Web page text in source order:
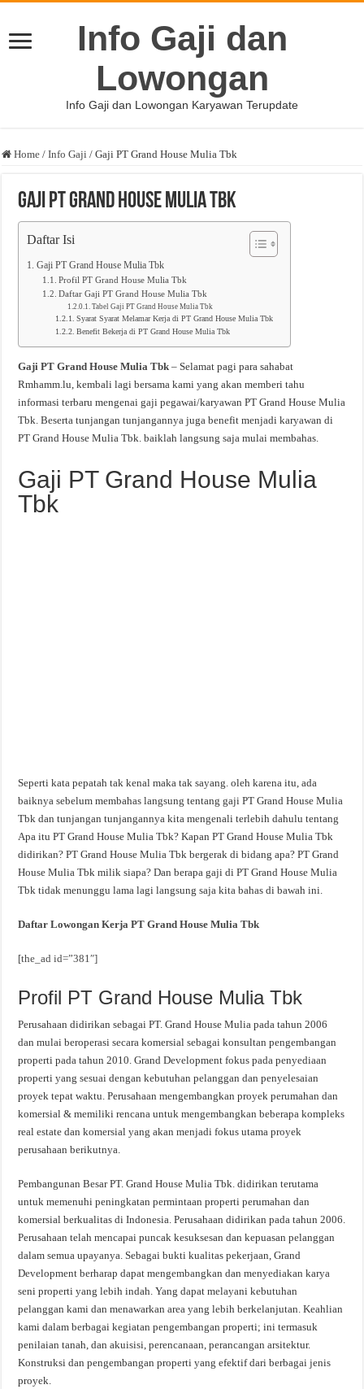
Info Gaji dan
Lowongan
Info Gaji dan Lowongan Karyawan Terupdate
Home / Info Gaji / Gaji PT Grand House Mulia Tbk
Gaji PT Grand House Mulia Tbk
Daftar Isi
Gaji PT Grand House Mulia Tbk
Profil PT Grand House Mulia Tbk
Daftar Gaji PT Grand House Mulia Tbk
Tabel Gaji PT Grand House Mulia Tbk
Syarat Syarat Melamar Kerja di PT Grand House Mulia Tbk
Benefit Bekerja di PT Grand House Mulia Tbk
Gaji PT Grand House Mulia Tbk – Selamat pagi para sahabat
Rmhamm.lu, kembali lagi bersama kami yang akan memberi tahu
informasi terbaru mengenai gaji pegawai/karyawan PT Grand House Mulia
Tbk. Beserta tunjangan tunjangannya juga benefit menjadi karyawan di
PT Grand House Mulia Tbk. baiklah langsung saja mulai membahas.
Gaji PT Grand House Mulia
Tbk
Seperti kata pepatah tak kenal maka tak sayang. oleh karena itu, ada
baiknya sebelum membahas langsung tentang gaji PT Grand House Mulia
Tbk dan tunjangan tunjangannya kita mengenali terlebih dahulu tentang
Apa itu PT Grand House Mulia Tbk? Kapan PT Grand House Mulia Tbk
didirikan? PT Grand House Mulia Tbk bergerak di bidang apa? PT Grand
House Mulia Tbk milik siapa? Dan berapa gaji di PT Grand House Mulia
Tbk tidak menunggu lama lagi langsung saja kita bahas di bawah ini.
Daftar Lowongan Kerja PT Grand House Mulia Tbk
[the_ad id=”381″]
Profil PT Grand House Mulia Tbk
Perusahaan didirikan sebagai PT. Grand House Mulia pada tahun 2006
dan mulai beroperasi secara komersial sebagai konsultan pengembangan
properti pada tahun 2010. Grand Development fokus pada penyediaan
properti yang sesuai dengan kebutuhan pelanggan dan penyelesaian
proyek tepat waktu. Perusahaan mengembangkan proyek perumahan dan
komersial & memiliki rencana untuk mengembangkan beberapa kompleks
real estate dan komersial yang akan menjadi fokus utama proyek
perusahaan berikutnya.
Pembangunan Besar PT. Grand House Mulia Tbk. didirikan terutama
untuk memenuhi peningkatan permintaan properti perumahan dan
komersial berkualitas di Indonesia. Perusahaan didirikan pada tahun 2006.
Perusahaan telah mencapai puncak kesuksesan dan kepuasan pelanggan
dalam semua upayanya. Sebagai bukti kualitas pekerjaan, Grand
Development berharap dapat mengembangkan dan menyediakan karya
seni properti yang lebih indah. Yang dapat melayani kebutuhan
pelanggan kami dan menawarkan area yang lebih berkelanjutan. Keahlian
kami dalam berbagai kegiatan pengembangan properti; ini termasuk
penilaian tanah, dan akuisisi, perencanaan, perancangan arsitektur.
Konstruksi dan pengembangan properti yang efektif dari berbagai jenis
proyek.